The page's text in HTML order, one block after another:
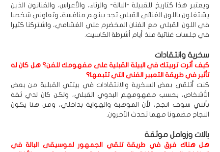
ويعتبر هذا كتاريخ للقبيلة -البالة- والرثاء، والأعراس، والفنانون الذين
يشتغلون باللون الغنائي القبلي تجد بينهم منافسة، وتعاوني شخصيا
في اللون القبلي مع الفنان المخضرم علي الغشامي، واشتركنا كثيرا
في جلسات غنائية منذ أيام أشرطة الكاسيت.
سخرية وانتقادات
كيف أثرت تربيتك في البيئة القبلية على مفهومك للفن؟ هل كان له
تأثير في طريقة التعبير الفني التي تتبعها؟
كنت أتلقى بعض السخرية والانتقادات في بيئتي القبلية من بعض
الأشخاص، بحسب مفهومهم البدوي القبلي، ولكن كان لدي ثقة
بأنني سوف انجح، لأن الموهبة والهواية بداخلي، ومن هنا يكون
النجاح مضمونا مهما تحدث الآخرون.
بالات وزوامل موثقة
هل هناك فرق في طريقة تلقي الجمهور لموسيقى البالة في